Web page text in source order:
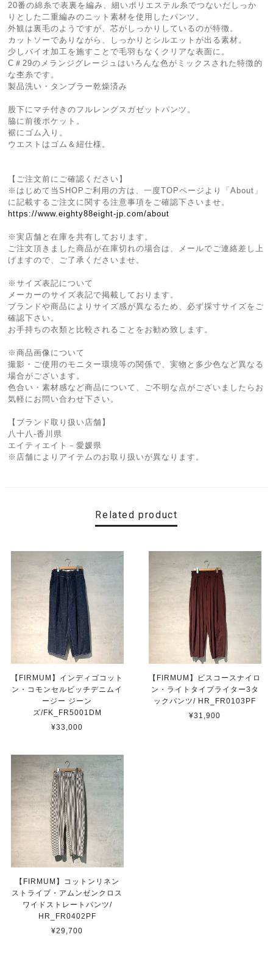
20番の綿糸で表裏を編み、細いポリエステル糸でつないだしっか
りとした二重編みのニット素材を使用したパンツ。
外観は裏毛のようですが、芯がしっかりしているのが特徴。
カットソーでありながら、しっかりとシルエットが出る素材。
少しバイオ加工を施すことで毛羽もなくクリアな表面に。
C＃29のメランジグレージュはいろんな色がミックスされた特徴的
な杢糸です。
製品洗い・タンブラー乾燥済み
股下にマチ付きのフルレングスガゼットパンツ。
脇に前後ポケット。
裾にゴム入り。
ウエストはゴム＆紐仕様。
【ご注文前にご確認ください】
※はじめて当SHOPご利用の方は、一度TOPページより「About」
に記載するご注文に関する注意事項をご確認下さいませ。
https://www.eighty88eight-jp.com/about
※実店舗と在庫を共有しております。
ご注文頂きました商品が在庫切れの場合は、メールでご連絡差し上
げますので、ご了承くださいませ。
※サイズ表記について
メーカーのサイズ表記で掲載しております。
ブランドや商品によりサイズ感が異なるため、必ず採寸サイズをご
確認下さい。
お手持ちの衣類と比較されることをお勧め致します。
※商品画像について
撮影・ご使用のモニター環境等の関係で、実物と多少色など異なる
場合がございます。
色合い・素材感など商品について、ご不明な点がございましたらお
気軽にお問い合わせ下さい。
【ブランド取り扱い店舗】
八十八-香川県
エイティエイト－愛媛県
※店舗によりアイテムのお取り扱いが異なります。
Related product
【FIRMUM】インディゴコット
ン・コモンセルビッチデニムイ
ージー ジーン
ズ/FK_FR5001DM
¥33,000
【FIRMUM】ビスコースナイロ
ン・ライトタイプライター3タ
ックパンツ/ HR_FR0103PF
¥31,900
【FIRMUM】コットンリネン
ストライプ・アムンゼンクロス
ワイドストレートパンツ/
HR_FR0402PF
¥29,700